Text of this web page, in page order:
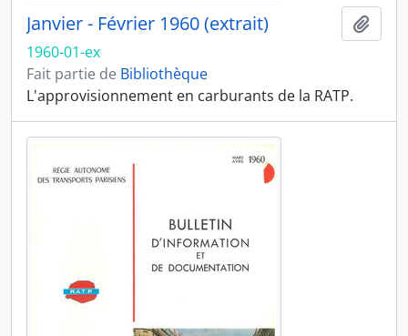
Janvier - Février 1960 (extrait)
1960-01-ex
Fait partie de Bibliothèque
L'approvisionnement en carburants de la RATP.